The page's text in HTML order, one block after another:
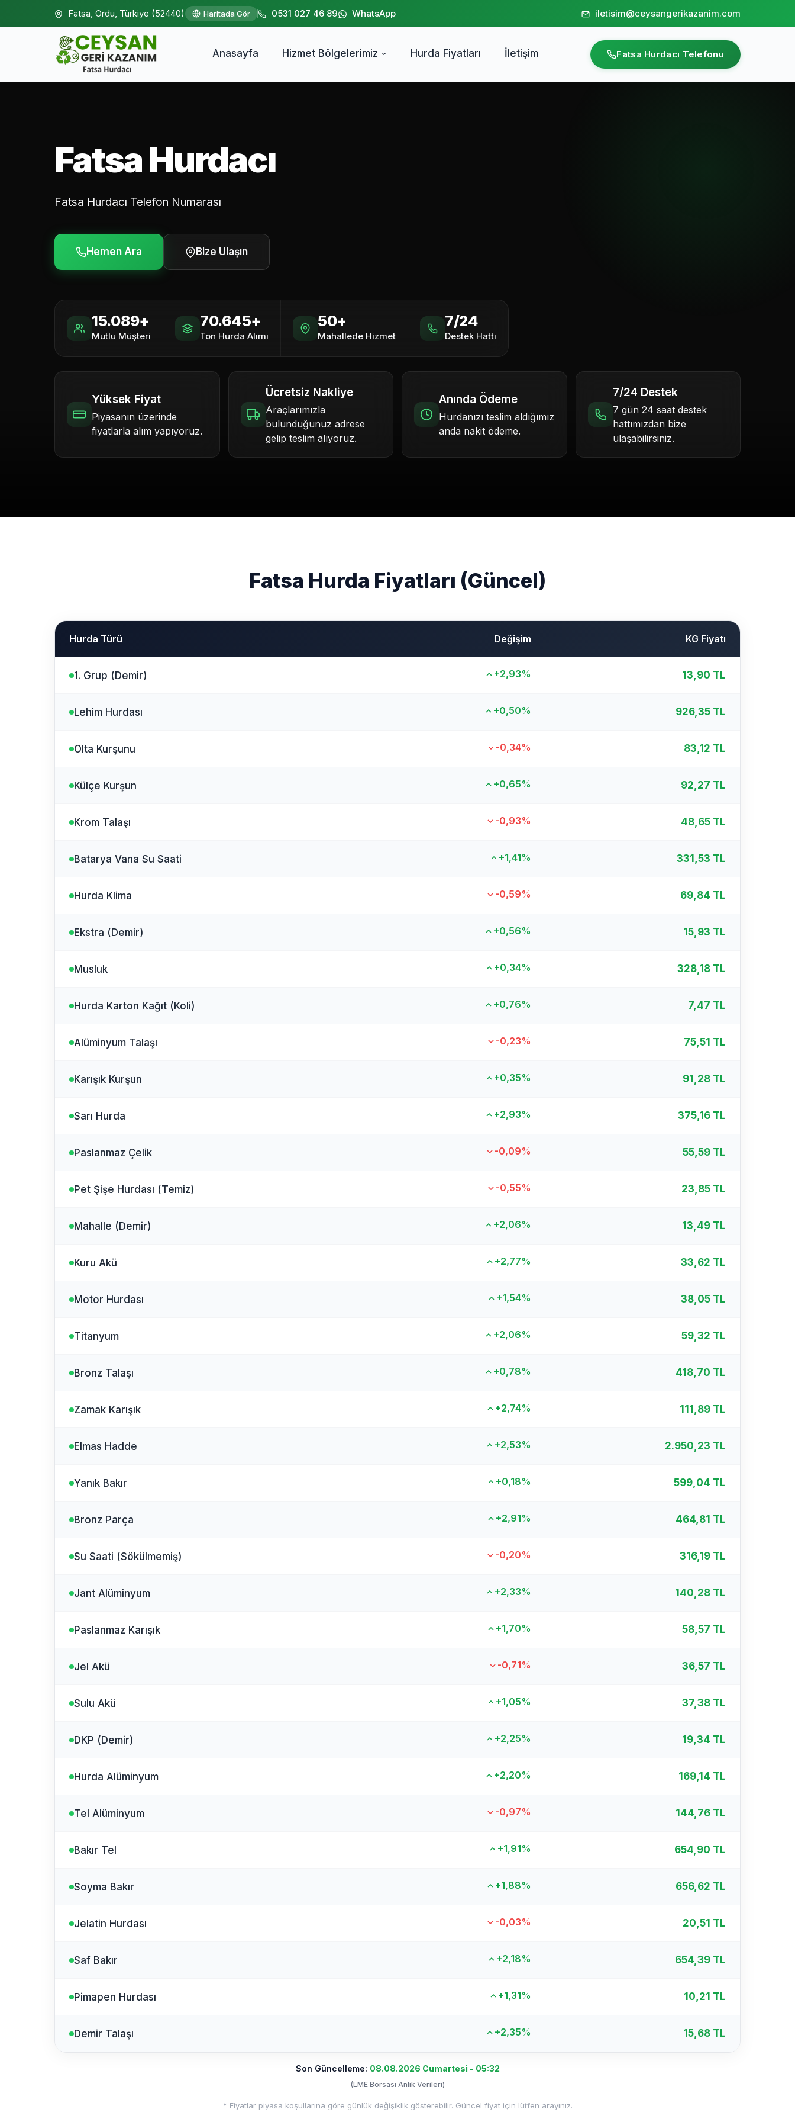
Fatsa, Ordu, Türkiye (52440) Haritada Gör 0531 027 46 89 WhatsApp iletisim@ceysangerikazanim.com
Anasayfa Hizmet Bölgelerimiz Hurda Fiyatları İletişim Fatsa Hurdacı Telefonu
Fatsa Hurdacı
Fatsa Hurdacı Telefon Numarası
Hemen Ara Bize Ulaşın
15.089+
Mutlu Müşteri
70.645+
Ton Hurda Alımı
50+
Mahallede Hizmet
7/24
Destek Hattı
Yüksek Fiyat
Piyasanın üzerinde
fiyatlarla alım yapıyoruz.
Ücretsiz Nakliye
Araçlarımızla
bulunduğunuz adrese
gelip teslim alıyoruz.
Anında Ödeme
Hurdanızı teslim aldığımız
anda nakit ödeme.
7/24 Destek
7 gün 24 saat destek
hattımızdan bize
ulaşabilirsiniz.
Fatsa Hurda Fiyatları (Güncel)
Hurda Türü Değişim KG Fiyatı
1. Grup (Demir) +2,93% 13,90 TL
Lehim Hurdası +0,50% 926,35 TL
Olta Kurşunu -0,34% 83,12 TL
Külçe Kurşun +0,65% 92,27 TL
Krom Talaşı -0,93% 48,65 TL
Batarya Vana Su Saati +1,41% 331,53 TL
Hurda Klima -0,59% 69,84 TL
Ekstra (Demir) +0,56% 15,93 TL
Musluk +0,34% 328,18 TL
Hurda Karton Kağıt (Koli) +0,76% 7,47 TL
Alüminyum Talaşı -0,23% 75,51 TL
Karışık Kurşun +0,35% 91,28 TL
Sarı Hurda +2,93% 375,16 TL
Paslanmaz Çelik -0,09% 55,59 TL
Pet Şişe Hurdası (Temiz) -0,55% 23,85 TL
Mahalle (Demir) +2,06% 13,49 TL
Kuru Akü +2,77% 33,62 TL
Motor Hurdası +1,54% 38,05 TL
Titanyum +2,06% 59,32 TL
Bronz Talaşı +0,78% 418,70 TL
Zamak Karışık +2,74% 111,89 TL
Elmas Hadde +2,53% 2.950,23 TL
Yanık Bakır +0,18% 599,04 TL
Bronz Parça +2,91% 464,81 TL
Su Saati (Sökülmemiş) -0,20% 316,19 TL
Jant Alüminyum +2,33% 140,28 TL
Paslanmaz Karışık +1,70% 58,57 TL
Jel Akü -0,71% 36,57 TL
Sulu Akü +1,05% 37,38 TL
DKP (Demir) +2,25% 19,34 TL
Hurda Alüminyum +2,20% 169,14 TL
Tel Alüminyum -0,97% 144,76 TL
Bakır Tel +1,91% 654,90 TL
Soyma Bakır +1,88% 656,62 TL
Jelatin Hurdası -0,03% 20,51 TL
Saf Bakır +2,18% 654,39 TL
Pimapen Hurdası +1,31% 10,21 TL
Demir Talaşı +2,35% 15,68 TL
Son Güncelleme: 08.08.2026 Cumartesi - 05:32
(LME Borsası Anlık Verileri)
* Fiyatlar piyasa koşullarına göre günlük değişiklik gösterebilir. Güncel fiyat için lütfen arayınız.